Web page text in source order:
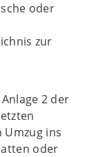
oder
zur
2 der
Umzug ins
oder